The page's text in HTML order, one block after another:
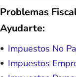
Problemas
Ayudarte:
Impuestos No
Impuestos